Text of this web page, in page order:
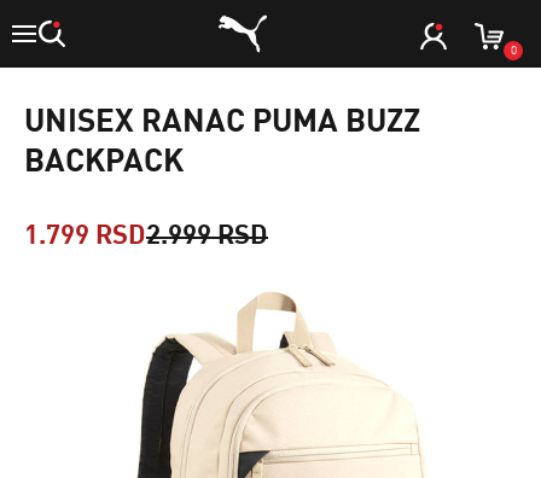
0
UNISEX RANAC PUMA BUZZ
BACKPACK
1.799 RSD2.999 RSD